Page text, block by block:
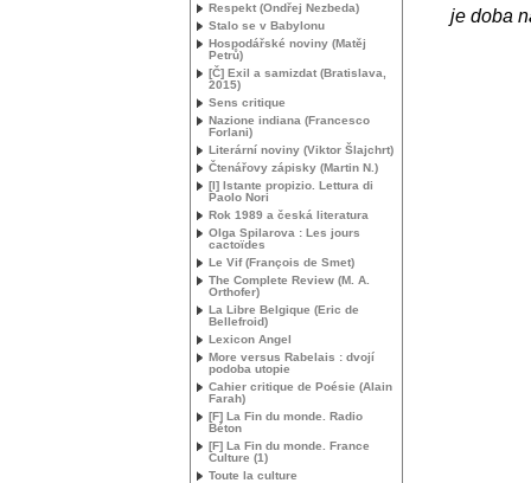
je doba
Respekt (Ondřej Nezbeda)
Stalo se v Babylonu
Hospodářské noviny (Matěj
Petrů)
[Č] Exil a samizdat (Bratislava,
2015)
Sens critique
Nazione indiana (Francesco
Forlani)
Literární noviny (Viktor Šlajchrt)
Čtenářovy zápisky (Martin N.)
[I] Istante propizio. Lettura di
Paolo Nori
Rok 1989 a česká literatura
Olga Spilarova : Les jours
cactoïdes
Le Vif (François de Smet)
The Complete Review (M. A.
Orthofer)
La Libre Belgique (Eric de
Bellefroid)
Lexicon Angel
More versus Rabelais : dvojí
podoba utopie
Cahier critique de Poésie (Alain
Farah)
[F] La Fin du monde. Radio
Béton
[F] La Fin du monde. France
Culture (1)
Toute la culture